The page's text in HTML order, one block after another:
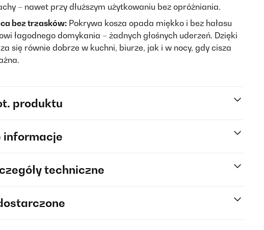
– nawet przy dłuższym użytkowaniu bez opróżniania.
bez trzasków: Pokrywa kosza opada miękko i bez hałasu
łagodnego domykania – żadnych głośnych uderzeń. Dzięki
się równie dobrze w kuchni, biurze, jak i w nocy, gdy cisza
produktu
informacje
techniczne